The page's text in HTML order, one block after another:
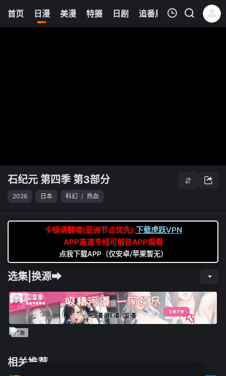
首页 日漫 美漫 特摄 日剧 追番周表 今日更新
6
石纪元 第四季 第3部分
2026 日本 科幻 / 热血
卡顿请翻墙(亚洲节点优先):下载虎跃VPN
APP高速专线可前往APP观看
点我下载APP（仅安卓/苹果暂无）
选集|换源➡
相关推荐